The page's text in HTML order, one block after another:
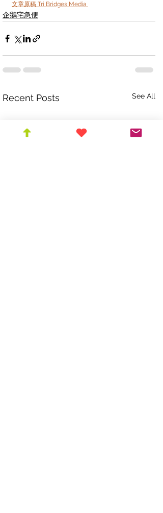
文章原稿 Tri Bridges Media
企鵝宅急便
Recent Posts See All